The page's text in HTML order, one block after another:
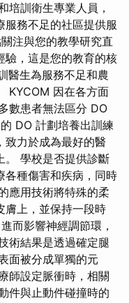
培訓衛生專業人員，
務不足的社區提供服
注與您的教學研究直
驗，這是您的教育的核
醫生為服務不足和農
KYCOM 因在各方面
數患者無法區分 DO
DO 計劃培養出訓練
致力於成為最好的醫
。 學校是否提供診斷
各種傷害和疾病，同時
應用技術將特殊的柔
膚上，並保持一段時
而影響神經調節環，
術結果是透過確定腿
面被分成單獨的元
師設定脈衝時，相關
件與止動件碰撞時的